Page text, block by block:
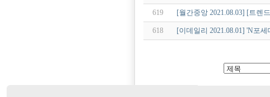
619 [월간중앙 2021.08.03] [트렌
618 [이데일리 2021.08.01] 'N포